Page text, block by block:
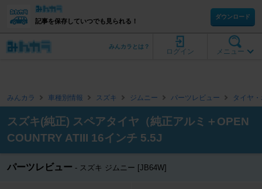
記事を保存していつでも見られる！
ダウンロード
メニュー
ログイン
みんカラとは？
みんカラ 車種別情報 スズキ ジムニー パーツレビュー タイヤ
スズキ(純正) スペアタイヤ（純正アルミ＋OPEN
COUNTRY ATIII 16インチ 5.5J
パーツレビュー スズキ ジムニー [JB64W]